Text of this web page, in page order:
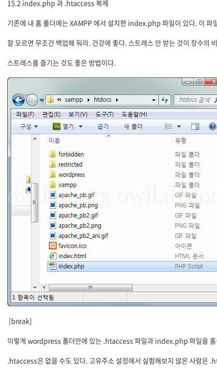
15.2 index.php 과 .htaccess 복제
기존에 내 홈 폴더에는 XAMPP 에서 설치한 index.php 파일이 있다. 이
잘 모르면 무조건 백업해 둬라. 건강에 좋다. 스트레스 안 받는 것이 장수의
스트레스를 즐기는 것도 좋은 방법이다.
[break]
이렇게 wordpress 폴더안에 있는 .htaccess 파일과 index.php 파일을 홈
.htaccess은 없을 수도 있다. 고유주소 설정에서 실험해보지 않은 사람은